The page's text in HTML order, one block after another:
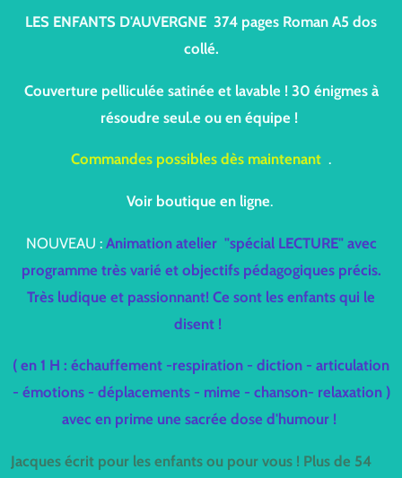
l
u
e
i
LES ENFANTS D'AUVERGNE 374 pages Roman A5 dos
collé.
Couverture pelliculée satinée et lavable ! 30 énigmes à
résoudre seul.e ou en équipe !
Commandes possibles dès maintenant .
Voir boutique en ligne.
NOUVEAU : Animation atelier "spécial LECTURE" avec
programme très varié et objectifs pédagogiques précis.
Très ludique et passionnant! Ce sont les enfants qui le
disent !
( en 1 H : échauffement -respiration - diction - articulation
- émotions - déplacements - mime - chanson- relaxation )
avec en prime une sacrée dose d'humour !
Jacques écrit pour les enfants ou pour vous ! Plus de 54